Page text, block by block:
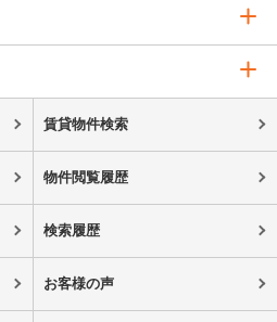
賃貸物件検索
物件閲覧履歴
検索履歴
お客様の声